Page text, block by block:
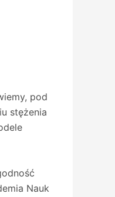
pod
stężenia
Nauk